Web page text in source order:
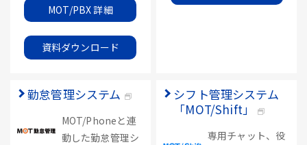
MOT/PBX 詳細
資料ダウンロード
勤怠管理システム
MOT/Phoneと連
動した勤怠管理シ
シフト管理システム
「MOT/Shift」
専用チャット、役